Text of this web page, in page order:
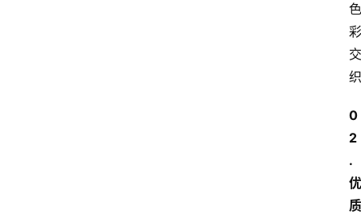
色
彩
交
织
0
2
.
优
质